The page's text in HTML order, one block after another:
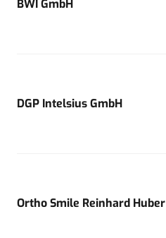
BWI GmbH
DGP Intelsius GmbH
Ortho Smile Reinhard Huber